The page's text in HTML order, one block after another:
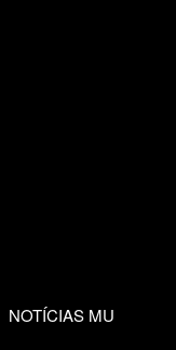
NOTÍCIAS MU